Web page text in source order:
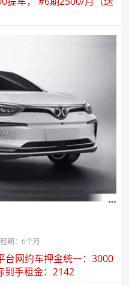
租期：6个月
台网约车押金统一：3000
到手租金：2142